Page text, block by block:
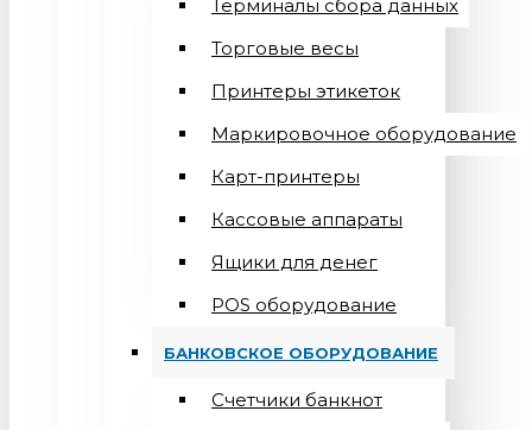
Терминалы сбора данных
Торговые весы
Принтеры этикеток
Маркировочное оборудование
Карт-принтеры
Кассовые аппараты
Ящики для денег
POS оборудование
БАНКОВСКОЕ ОБОРУДОВАНИЕ
Счетчики банкнот